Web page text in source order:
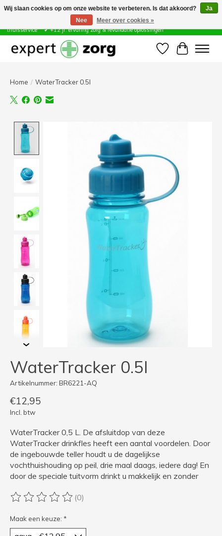
Zorg & Revalidatie Hulpmiddelen ✔ Eigen technische dienst &
thuisservice* ✔ +12 jr. ervaring zorg & revalidatie oplossingen
Verlanglijst
Home / WaterTracker 0.5l
WaterTracker 0.5l
Artikelnummer: BR6221-AQ
€12,95
Incl. btw
WaterTracker 0,5 L. De afsluitdop van deze
WaterTracker drinkfles heeft een aantal voordelen. Door
de ingebouwde teller houdt u de dagelijkse
vochthuishouding op peil, drie maal daags, iedere dag! En
door de speciale tuitvorm drinkt u makkelijk en zonder
De beoordeling van dit product is
(0)
Maak een keuze: *
Wij slaan cookies op om onze website te verbeteren. Is dat akkoord?
Ja
Nee
Meer over cookies »